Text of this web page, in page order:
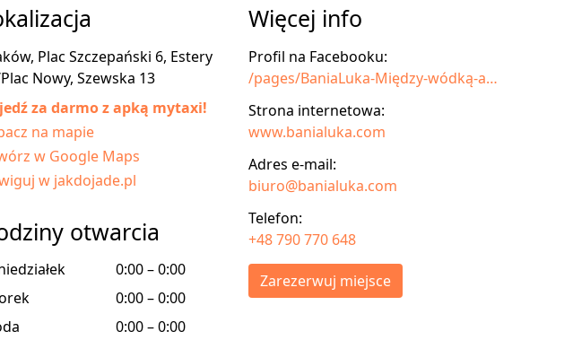
Plac Szczepański 6, Estery
Nowy, Szewska 13
za darmo z apką mytaxi!
na mapie
w Google Maps
w jakdojade.pl
otwarcia
0:00 – 0:00
0:00 – 0:00
0:00 – 0:00
Więcej info
Profil na Facebooku:
/pages/BaniaLuka-Między-wódką-a-zakąską/214666425224626
Strona internetowa:
www.banialuka.com
Adres e-mail:
biuro@banialuka.com
Telefon:
+48 790 770 648
Zarezerwuj miejsce